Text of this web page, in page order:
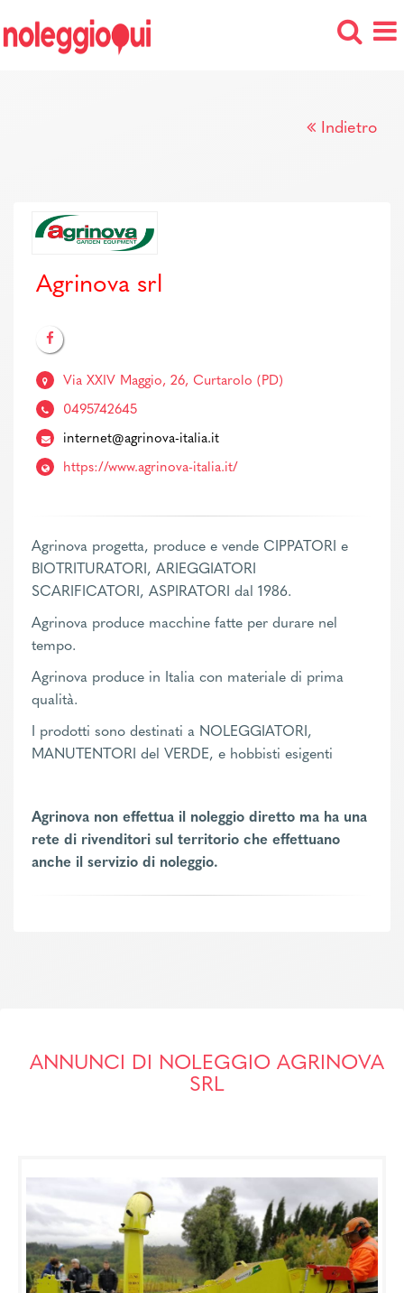
Indietro
Agrinova srl
Via XXIV Maggio, 26, Curtarolo (PD)
0495742645
internet@agrinova-italia.it
https://www.agrinova-italia.it/
Agrinova progetta, produce e vende CIPPATORI e
BIOTRITURATORI, ARIEGGIATORI
SCARIFICATORI, ASPIRATORI dal 1986.
Agrinova produce macchine fatte per durare nel
tempo.
Agrinova produce in Italia con materiale di prima
qualità.
I prodotti sono destinati a NOLEGGIATORI,
MANUTENTORI del VERDE, e hobbisti esigenti
Agrinova non effettua il noleggio diretto ma ha una
rete di rivenditori sul territorio che effettuano
anche il servizio di noleggio.
ANNUNCI DI NOLEGGIO AGRINOVA
SRL